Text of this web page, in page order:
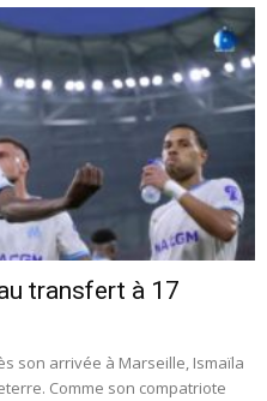
transfert à 17
son arrivée à Marseille, Ismaïla
Comme son compatriote